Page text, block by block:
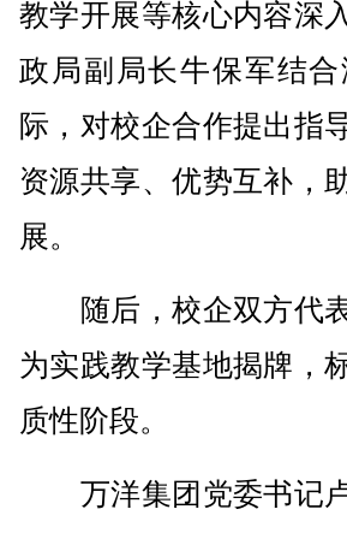
教学开展等核心内容深
政局副局长牛保军结
际，对校企合作提出指
资源共享、优势互补，
展。
随后，校企双方代表
为实践教学基地揭牌，
质性阶段。
万洋集团党委书记卢